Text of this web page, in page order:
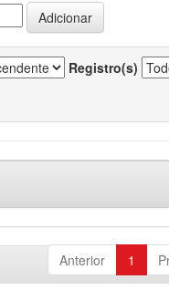
Registro(s)
Anterior 1